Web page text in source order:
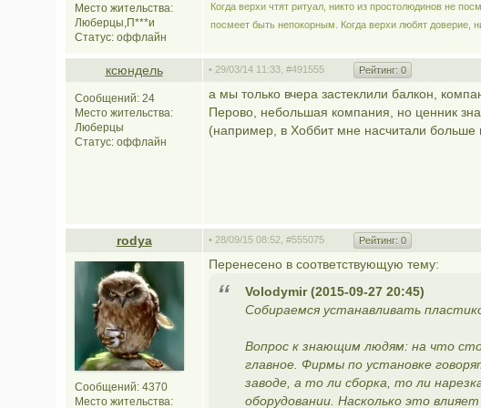
Место жительства:
Люберцы,П***и
Статус: оффлайн
Когда верхи чтят ритуал, никто из простолюдинов не
посмеет быть непокорным. Когда верхи любят доверие,
ксюндель • 29/03/14 11:33, #491555 Рейтинг: 0
Сообщений: 24
Место жительства:
Люберцы
Статус: оффлайн
а мы только вчера застеклили балкон,
Перово, небольшая компания, но ценник
(например, в Хоббит мне насчитали
rodya • 28/09/15 08:52, #555075 Рейтинг: 0
Сообщений: 4370
Место жительства:
Перенесено в соответствующую тему:
Volodymir (2015-09-27 20:45)
Собираемся устанавливать
Вопрос к знающим людям: на что
главное. Фирмы по установке
заводе, а то ли сборка, то ли
оборудовании. Насколько это